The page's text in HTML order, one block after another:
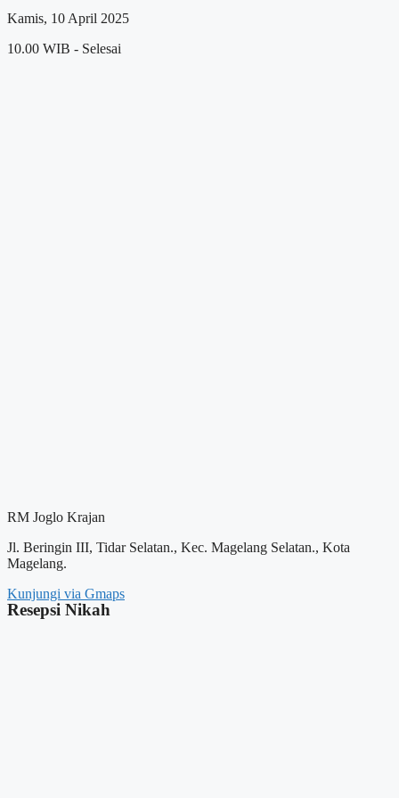
Kamis, 10 April 2025
10.00 WIB - Selesai
RM Joglo Krajan
Jl. Beringin III, Tidar Selatan., Kec. Magelang Selatan., Kota
Magelang.
Kunjungi via Gmaps
Resepsi Nikah